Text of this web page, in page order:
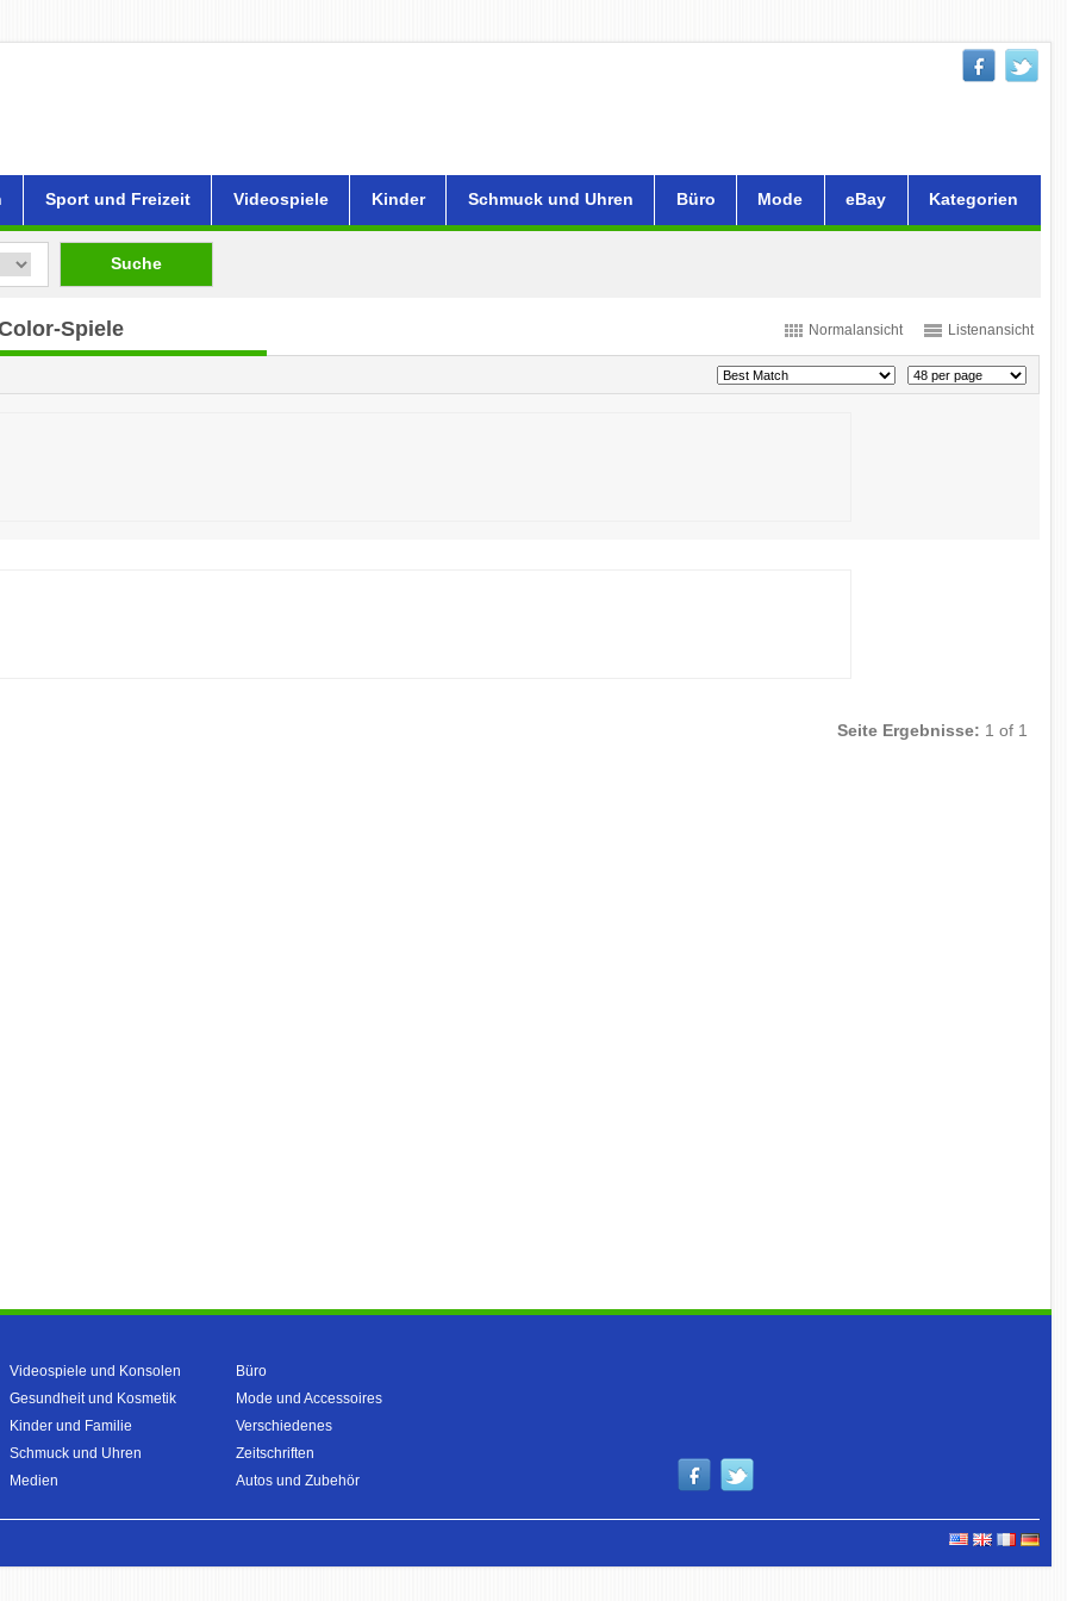
Sport und Freizeit Videospiele Kinder Schmuck und Uhren Büro Mode eBay Kategorien
Suche
Normalansicht Listenansicht
Spiele
Seite Ergebnisse: 1 of 1
Videospiele und Konsolen
Gesundheit und Kosmetik
Kinder und Familie
Schmuck und Uhren
Medien
Büro
Mode und Accessoires
Verschiedenes
Zeitschriften
Autos und Zubehör